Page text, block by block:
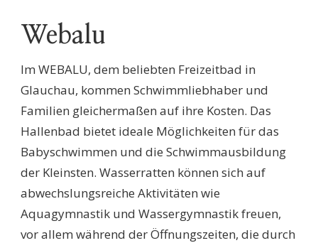
Webalu
Im WEBALU, dem beliebten Freizeitbad in
Glauchau, kommen Schwimmliebhaber und
Familien gleichermaßen auf ihre Kosten. Das
Hallenbad bietet ideale Möglichkeiten für das
Babyschwimmen und die Schwimmausbildung
der Kleinsten. Wasserratten können sich auf
abwechslungsreiche Aktivitäten wie
Aquagymnastik und Wassergymnastik freuen,
vor allem während der Öffnungszeiten, die durch